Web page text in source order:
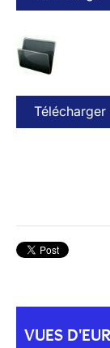
Télécharger
VUES